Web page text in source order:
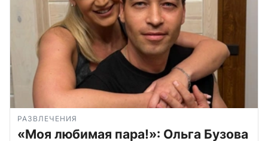
РАЗВЛЕЧЕНИЯ
«Моя любимая пара!»: Ольга Бузова